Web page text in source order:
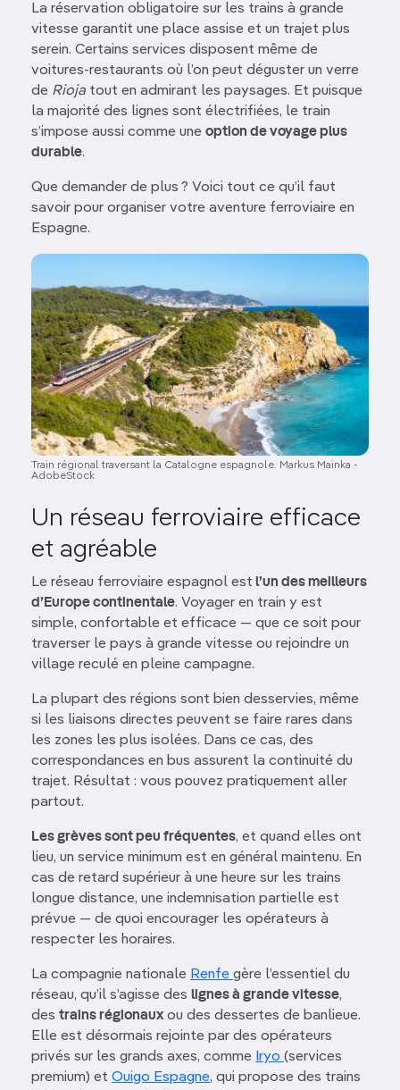
La réservation obligatoire sur les trains à grande
vitesse garantit une place assise et un trajet plus
serein. Certains services disposent même de
voitures-restaurants où l’on peut déguster un verre
de Rioja tout en admirant les paysages. Et puisque
la majorité des lignes sont électrifiées, le train
s’impose aussi comme une option de voyage plus
durable.
Que demander de plus ? Voici tout ce qu’il faut
savoir pour organiser votre aventure ferroviaire en
Espagne.
Image
Train régional traversant la Catalogne espagnole. Markus Mainka -
AdobeStock
Un réseau ferroviaire efficace
et agréable
Le réseau ferroviaire espagnol est l’un des meilleurs
d’Europe continentale. Voyager en train y est
simple, confortable et efficace — que ce soit pour
traverser le pays à grande vitesse ou rejoindre un
village reculé en pleine campagne.
La plupart des régions sont bien desservies, même
si les liaisons directes peuvent se faire rares dans
les zones les plus isolées. Dans ce cas, des
correspondances en bus assurent la continuité du
trajet. Résultat : vous pouvez pratiquement aller
partout.
Les grèves sont peu fréquentes, et quand elles ont
lieu, un service minimum est en général maintenu. En
cas de retard supérieur à une heure sur les trains
longue distance, une indemnisation partielle est
prévue — de quoi encourager les opérateurs à
respecter les horaires.
La compagnie nationale Renfe gère l’essentiel du
réseau, qu’il s’agisse des lignes à grande vitesse,
des trains régionauxou des dessertes de banlieue.
Elle est désormais rejointe par des opérateurs
privés sur les grands axes, comme Iryo (services
premium) et Ouigo Espagne, qui propose des trains